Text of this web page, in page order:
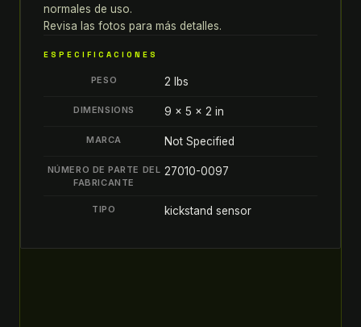
quantity
normales de uso.
Revisa las fotos para más detalles.
ESPECIFICACIONES
PESO 2 lbs
DIMENSIONS 9 × 5 × 2 in
MARCA Not Specified
NÚMERO DE PARTE DEL
FABRICANTE
27010-0097
TIPO kickstand sensor